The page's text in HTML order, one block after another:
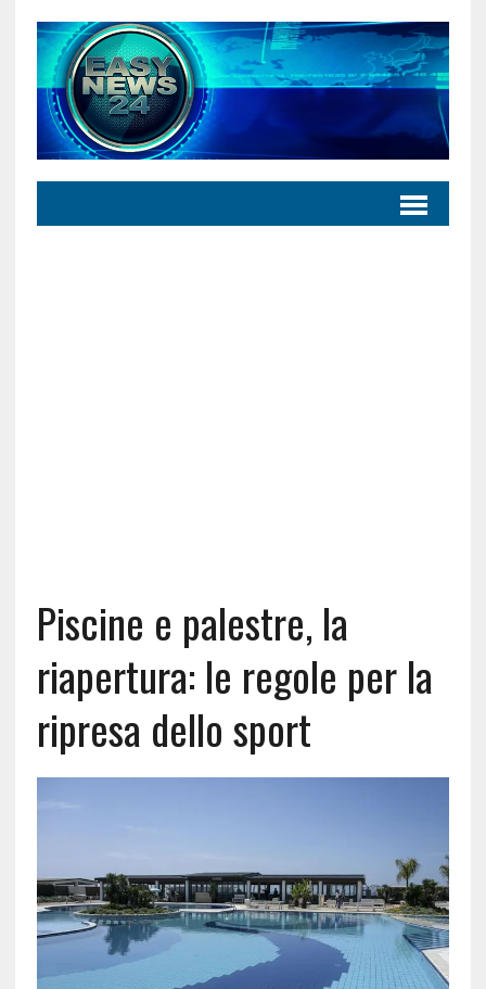
Piscine e palestre, la
riapertura: le regole per la
ripresa dello sport